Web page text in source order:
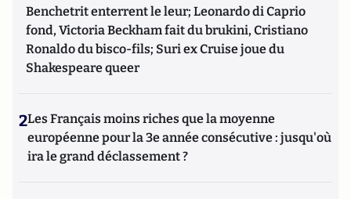
Benchetrit enterrent le leur; Leonardo di Caprio
fond, Victoria Beckham fait du brukini, Cristiano
Ronaldo du bisco-fils; Suri ex Cruise joue du
Shakespeare queer
2Les Français moins riches que la moyenne
européenne pour la 3e année consécutive : jusqu'où
ira le grand déclassement ?